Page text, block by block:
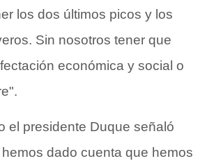
los dos últimos picos y los
Sin nosotros tener que
económica y social o
el presidente Duque señaló
dado cuenta que hemos